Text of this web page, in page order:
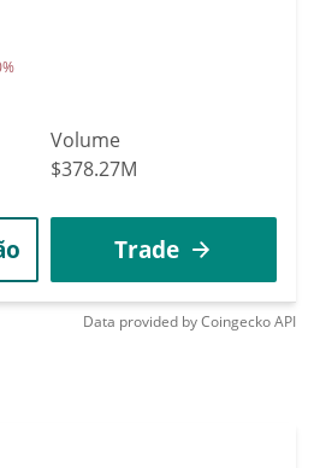
Volume
$378.27M
Trade
Data provided byCoingeckoAPI